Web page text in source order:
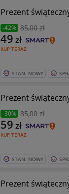
Prezent
-42% 85,00 zł
KUP TERAZ
49 zł
STAN: NOWY
Prezent
-30% 85,00 zł
KUP TERAZ
59 zł
STAN: NOWY
Prezent